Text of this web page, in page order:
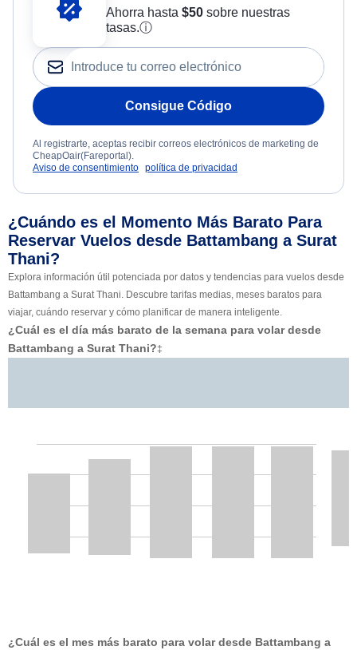
Ahorra hasta $50sobre nuestras
tasas.ⓘ
Consigue Código
Al registrarte, aceptas recibir correos electrónicos de marketing de
CheapOair(Fareportal).
Aviso de consentimiento política de privacidad
¿Cuándo es el Momento Más Barato Para
Reservar Vuelos desde Battambang a Surat
Thani?
Explora información útil potenciada por datos y tendencias para vuelos desde
Battambang a Surat Thani. Descubre tarifas medias, meses baratos para
viajar, cuándo reservar y cómo planificar de manera inteligente.
¿Cuál es el día más barato de la semana para volar desde
Battambang a Surat Thani?‡
¿Cuál es el mes más barato para volar desde Battambang a